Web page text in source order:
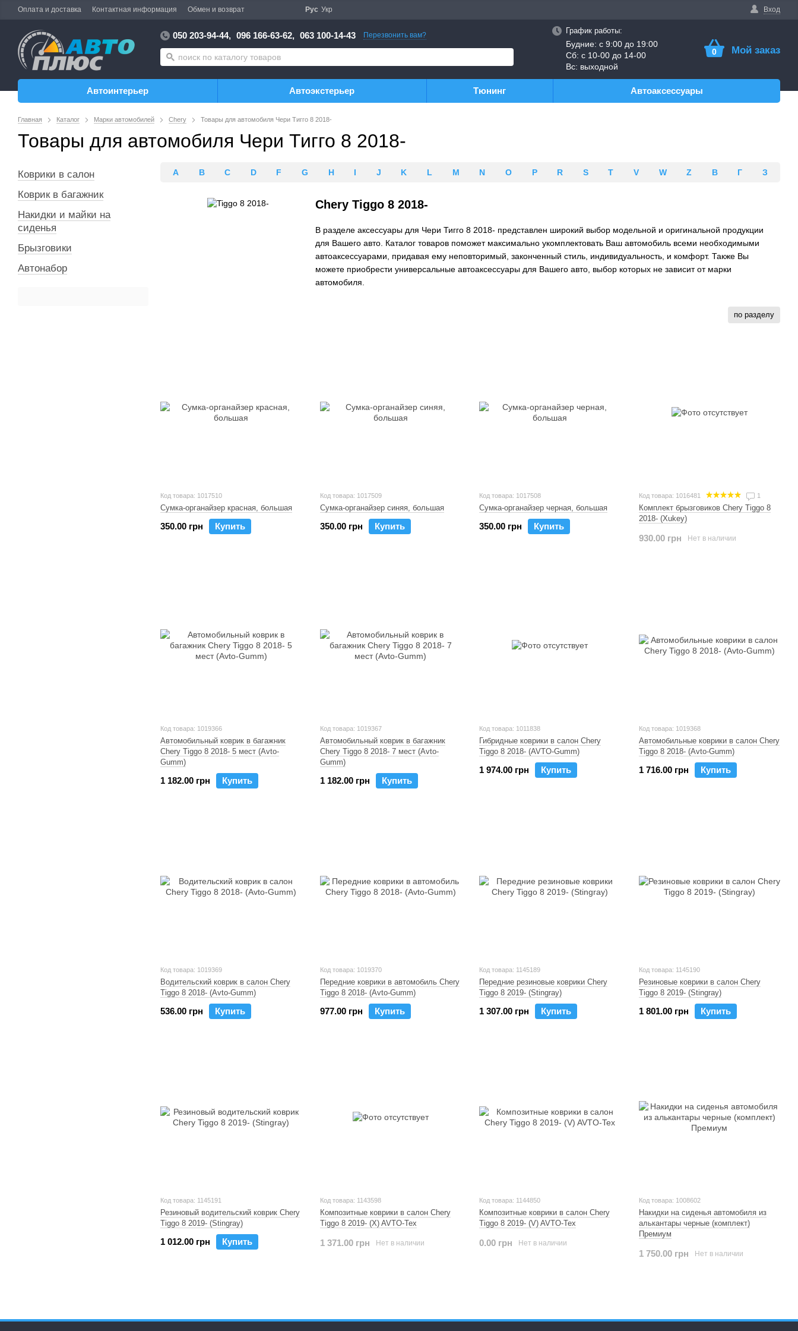
Оплата и доставка Контактная информация Обмен и возврат Вход
Рус Укр
050 203-94-44, 096 166-63-62, 063 100-14-43 Перезвонить вам? График работы:
Будние: с 9:00 до 19:00
Сб: с 10-00 до 14-00
Вс: выходной
0 Мой заказ
Автоинтерьер Автоэкстерьер Тюнинг Автоаксессуары
Главная Каталог Марки автомобилей Chery Товары для автомобиля Чери Тигго 8 2018-
Товары для автомобиля Чери Тигго 8 2018-
A B C D F G H I J K L M N O P R S T V W Z В Г З
Chery Tiggo 8 2018-
В разделе аксессуары для Чери Тигго 8 2018- представлен широкий выбор модельной и оригинальной продукции
для Вашего авто. Каталог товаров поможет максимально укомплектовать Ваш автомобиль всеми необходимыми
автоаксессуарами, придавая ему неповторимый, законченный стиль, индивидуальность, и комфорт. Также Вы
можете приобрести универсальные автоаксессуары для Вашего авто, выбор которых не зависит от марки
автомобиля.
по разделу
Код товара: 1017510
Сумка-органайзер красная, большая
350.00 грн Купить
Код товара: 1017509
Сумка-органайзер синяя, большая
350.00 грн Купить
Код товара: 1017508
Сумка-органайзер черная, большая
350.00 грн Купить
Код товара: 1016481 1
Комплект брызговиков Chery Tiggo 8
2018- (Xukey)
930.00 грн Нет в наличии
Код товара: 1019366
Автомобильный коврик в багажник
Chery Tiggo 8 2018- 5 мест (Avto-
Gumm)
1 182.00 грн Купить
Код товара: 1019367
Автомобильный коврик в багажник
Chery Tiggo 8 2018- 7 мест (Avto-
Gumm)
1 182.00 грн Купить
Код товара: 1011838
Гибридные коврики в салон Chery
Tiggo 8 2018- (AVTO-Gumm)
1 974.00 грн Купить
Код товара: 1019368
Автомобильные коврики в салон Chery
Tiggo 8 2018- (Avto-Gumm)
1 716.00 грн Купить
Код товара: 1019369
Водительский коврик в салон Chery
Tiggo 8 2018- (Avto-Gumm)
536.00 грн Купить
Код товара: 1019370
Передние коврики в автомобиль Chery
Tiggo 8 2018- (Avto-Gumm)
977.00 грн Купить
Код товара: 1145189
Передние резиновые коврики Chery
Tiggo 8 2019- (Stingray)
1 307.00 грн Купить
Код товара: 1145190
Резиновые коврики в салон Chery
Tiggo 8 2019- (Stingray)
1 801.00 грн Купить
Код товара: 1145191
Резиновый водительский коврик Chery
Tiggo 8 2019- (Stingray)
1 012.00 грн Купить
Код товара: 1143598
Композитные коврики в салон Chery
Tiggo 8 2019- (X) AVTO-Tex
1 371.00 грн Нет в наличии
Код товара: 1144850
Композитные коврики в салон Chery
Tiggo 8 2019- (V) AVTO-Tex
0.00 грн Нет в наличии
Код товара: 1008602
Накидки на сиденья автомобиля из
алькантары черные (комплект)
Премиум
1 750.00 грн Нет в наличии
Коврики в салон
Коврик в багажник
Накидки и майки на
сиденья
Брызговики
Автонабор